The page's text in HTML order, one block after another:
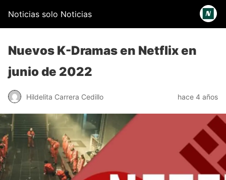
Noticias solo Noticias
Nuevos K-Dramas en Netflix en
junio de 2022
Hildelita Carrera Cedillo hace 4 años